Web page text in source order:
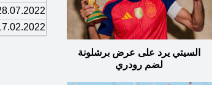
السيتي يرد على عرض برشلونة
لضم رودري